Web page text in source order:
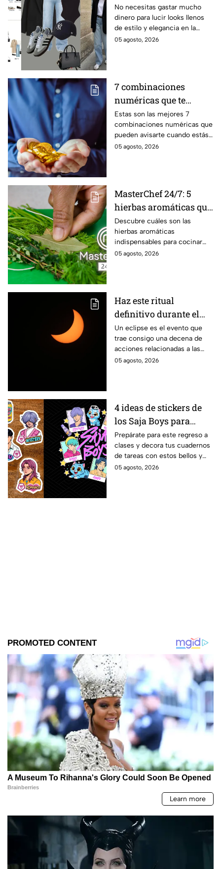
este regreso a clases
2026? Lucirás
sofisticada y elegante
con prendas básicas
No necesitas gastar mucho
dinero para lucir looks llenos
de estilo y elegancia en la
escuela, solo prendas básicas
05 agosto, 2026
7 combinaciones
numéricas que te
avisan que un milagro
económico está en
camino
Estas son las mejores 7
combinaciones numéricas que
pueden avisarte cuando estás
a punto de vivir un milagro en
05 agosto, 2026
MasterChef 24/7: 5
hierbas aromáticas que
no pueden faltar en tu
cocina para dar más
sabor a tus platillos
Descubre cuáles son las
hierbas aromáticas
indispensables para cocinar
como en MasterChef 24/7.
05 agosto, 2026
Haz este ritual
definitivo durante el
eclipse de agosto para
encontrar el amor
Un eclipse es el evento que
trae consigo una decena de
acciones relacionadas a las
energías. Por eso se anima a
05 agosto, 2026
4 ideas de stickers de
los Saja Boys para
forrar libretas de tareas
para este regreso a
clases
Prepárate para este regreso a
clases y decora tus cuadernos
de tareas con estos bellos y
divertidos stickers de los Saja
05 agosto, 2026